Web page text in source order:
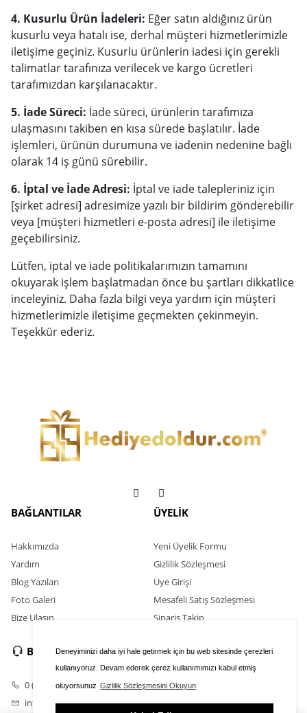
Deneyiminizi daha iyi hale getirmek için bu web sitesinde çerezleri
kullanıyoruz. Devam ederek çerez kullanımımızı kabul etmiş
oluyorsunuz Gizlilik Sözleşmesini Okuyun
4. Kusurlu Ürün İadeleri: Eğer satın aldığınız ürün
kusurlu veya hatalı ise, derhal müşteri hizmetlerimizle
iletişime geçiniz. Kusurlu ürünlerin iadesi için gerekli
talimatlar tarafınıza verilecek ve kargo ücretleri
tarafımızdan karşılanacaktır.
5. İade Süreci: İade süreci, ürünlerin tarafımıza
ulaşmasını takiben en kısa sürede başlatılır. İade
işlemleri, ürünün durumuna ve iadenin nedenine bağlı
olarak 14 iş günü sürebilir.
6. İptal ve İade Adresi: İptal ve iade talepleriniz için
[şirket adresi] adresimize yazılı bir bildirim gönderebilir
veya [müşteri hizmetleri e-posta adresi] ile iletişime
geçebilirsiniz.
Lütfen, iptal ve iade politikalarımızın tamamını
okuyarak işlem başlatmadan önce bu şartları dikkatlice
inceleyiniz. Daha fazla bilgi veya yardım için müşteri
hizmetlerimizle iletişime geçmekten çekinmeyin.
Teşekkür ederiz.
BAĞLANTILAR
Hakkımızda
Yardım
Blog Yazıları
Foto Galeri
Bize Ulaşın
ÜYELİK
Yeni Üyelik Formu
Gizlilik Sözleşmesi
Üye Girişi
Mesafeli Satış Sözleşmesi
Sipariş Takip
BİZE ULAŞIN
0 (546) 586 03 00
info@hediyedoldur.com